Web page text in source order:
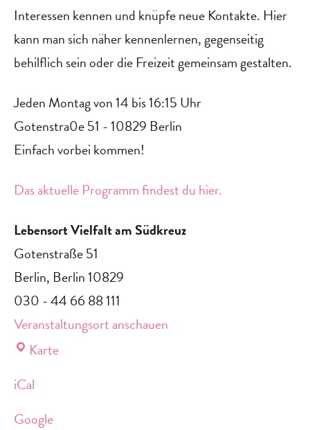
Interessen kennen und knüpfe neue Kontakte. Hier
kann man sich näher kennenlernen, gegenseitig
behilflich sein oder die Freizeit gemeinsam gestalten.
Jeden Montag von 14 bis 16:15 Uhr
Gotenstra0e 51 - 10829 Berlin
Einfach vorbei kommen!‍
Das aktuelle Programm findest du hier.
Lebensort Vielfalt am Südkreuz
Gotenstraße 51
Berlin, Berlin10829
030 - 44 66 88 111
Veranstaltungsort anschauen
KarteLebensort
iCal
Google